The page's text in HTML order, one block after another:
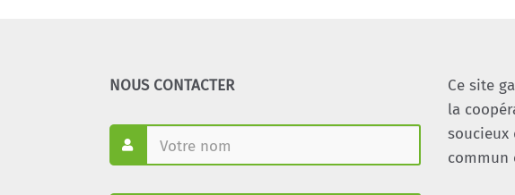
NOUS CONTACTER Ce site
la
soucieux
commun